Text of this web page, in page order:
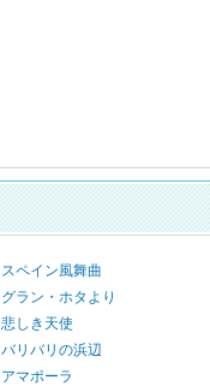
スペイン風舞曲
グラン・ホタより
悲しき天使
バリバリの浜辺
アマポーラ